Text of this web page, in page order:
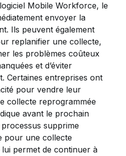
Mobile Workforce, le
envoyer la
Ils peuvent également
replanifier une collecte,
les problèmes coûteux
et d’éviter
Certaines entreprises ont
pour vendre leur
collecte reprogrammée
avant le prochain
supprime
pour une collecte
permet de continuer à